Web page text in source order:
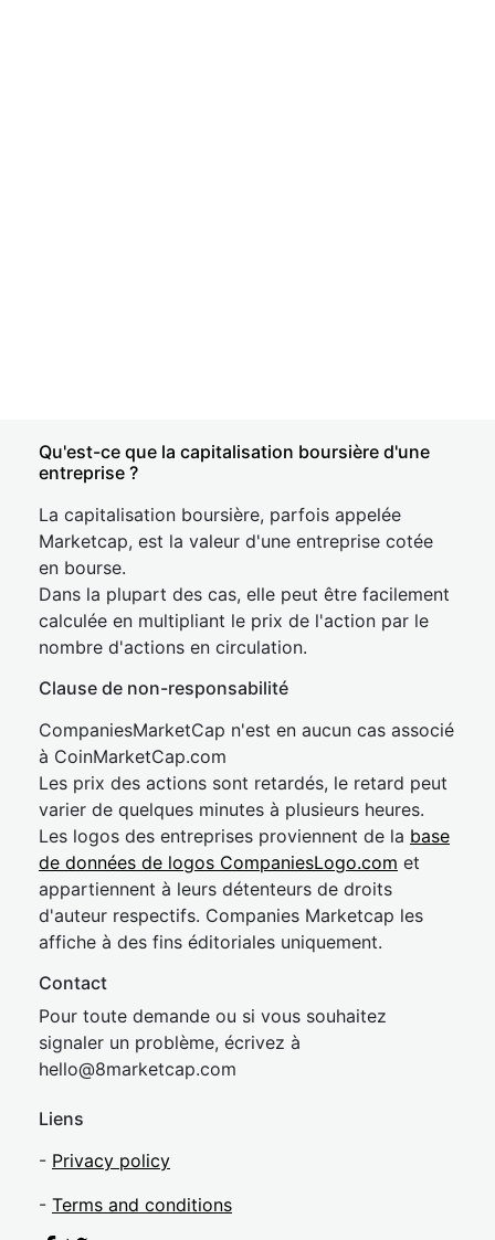
Qu'est-ce que la capitalisation boursière d'une
entreprise ?
La capitalisation boursière, parfois appelée
Marketcap, est la valeur d'une entreprise cotée
en bourse.
Dans la plupart des cas, elle peut être facilement
calculée en multipliant le prix de l'action par le
nombre d'actions en circulation.
Clause de non-responsabilité
CompaniesMarketCap n'est en aucun cas associé
à CoinMarketCap.com
Les prix des actions sont retardés, le retard peut
varier de quelques minutes à plusieurs heures.
Les logos des entreprises proviennent de la base
de données de logos CompaniesLogo.com et
appartiennent à leurs détenteurs de droits
d'auteur respectifs. Companies Marketcap les
affiche à des fins éditoriales uniquement.
Contact
Pour toute demande ou si vous souhaitez
signaler un problème, écrivez à
hello@8marketcap.com
Liens
- Privacy policy
- Terms and conditions